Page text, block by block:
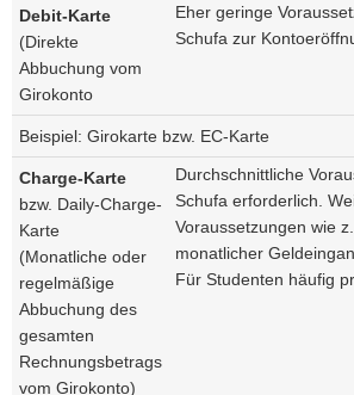
Debit-Karte
(Direkte
Abbuchung vom
Girokonto
Eher geringe
Schufa zur
Beispiel: Girokarte bzw. EC-Karte
Charge-Karte
bzw. Daily-Charge-
Karte
(Monatliche oder
regelmäßige
Abbuchung des
gesamten
Rechnungsbetrags
vom Girokonto)
Durchschnittliche
Schufa erforderlich.
Voraussetzungen wie
monatlicher
Für Studenten häufig